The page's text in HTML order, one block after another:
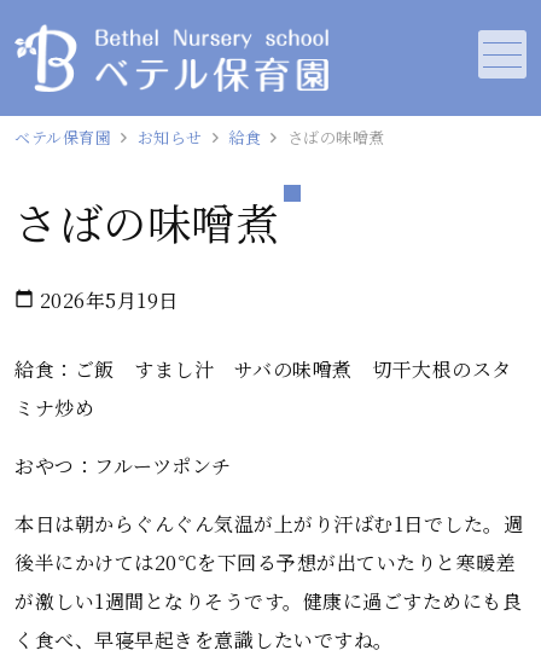
ベテル保育園 お知らせ 給食 さばの味噌煮
さばの味噌煮
calendar_today 2026年5月19日
給食：ご飯 すまし汁 サバの味噌煮 切干大根のスタ
ミナ炒め
おやつ：フルーツポンチ
本日は朝からぐんぐん気温が上がり汗ばむ1日でした。週
後半にかけては20℃を下回る予想が出ていたりと寒暖差
が激しい1週間となりそうです。健康に過ごすためにも良
く食べ、早寝早起きを意識したいですね。